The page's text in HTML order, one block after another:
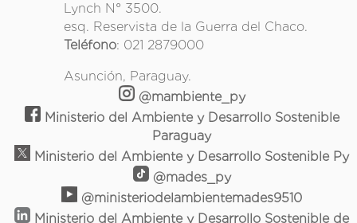
Lynch N° 3500.
esq. Reservista de la Guerra del Chaco.
Teléfono: 021 2879000
Asunción, Paraguay.
@mambiente_py
Ministerio del Ambiente y Desarrollo Sostenible
Paraguay
Ministerio del Ambiente y Desarrollo Sostenible Py
@mades_py
@ministeriodelambientemades9510
Ministerio del Ambiente y Desarrollo Sostenible de